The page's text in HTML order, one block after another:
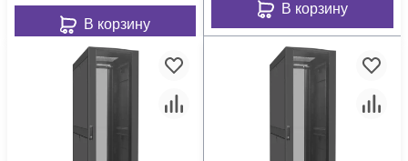
В корзину
В корзину